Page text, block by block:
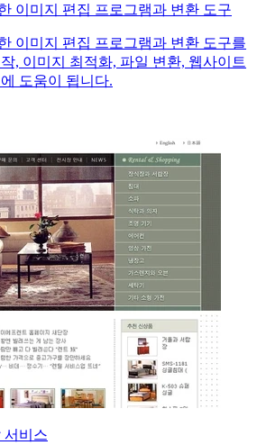
이미지 편집 프로그램과 변환 도구
이미지 편집 프로그램과 변환 도구를
, 이미지 최적화, 파일 변환, 웹사이트
도움이 됩니다.
서비스